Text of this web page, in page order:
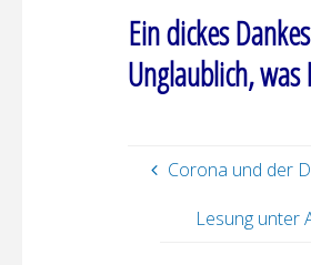
Ein dickes
Unglaublich,
Corona und der
Lesung unter